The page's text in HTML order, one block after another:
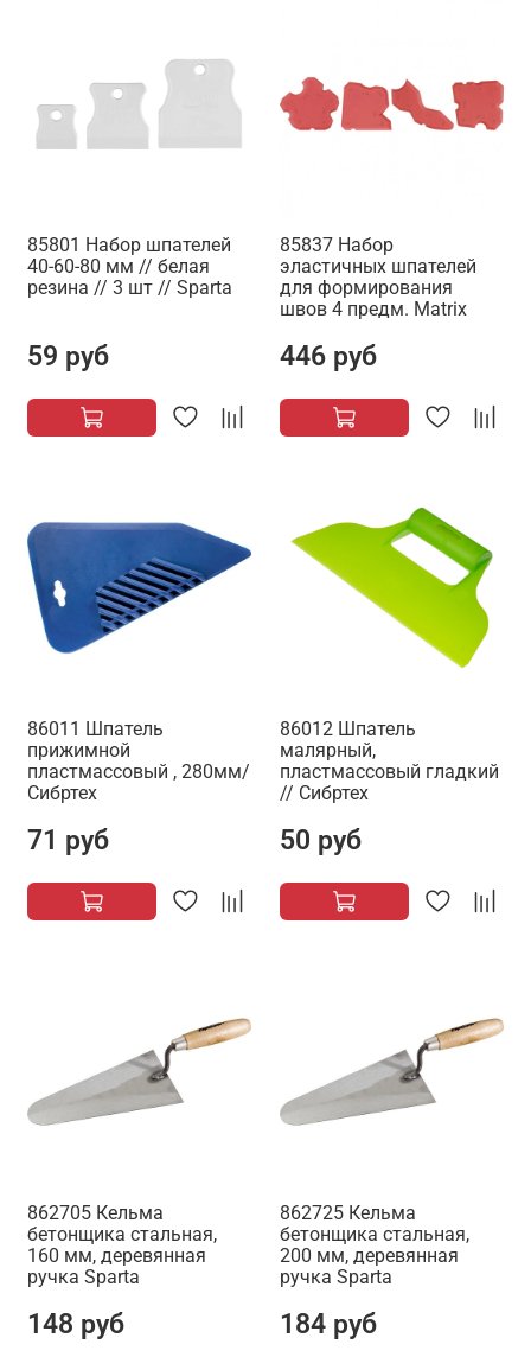
85801 Набор шпателей
40-60-80 мм // белая
резина // 3 шт // Sparta
59 руб
85837 Набор
эластичных шпателей
для формирования
швов 4 предм. Matrix
446 руб
86011 Шпатель
прижимной
пластмассовый , 280мм/
Сибртех
71 руб
86012 Шпатель
малярный,
пластмассовый гладкий
// Сибртех
50 руб
862705 Кельма
бетонщика стальная,
160 мм, деревянная
ручка Sparta
148 руб
862725 Кельма
бетонщика стальная,
200 мм, деревянная
ручка Sparta
184 руб